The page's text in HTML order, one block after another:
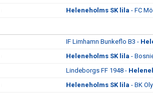
Heleneholms SK lila - FC
IF Limhamn Bunkeflo B3 -
Heleneholms SK lila -
Lindeborgs FF 1948 -
Heleneholms SK lila - BK